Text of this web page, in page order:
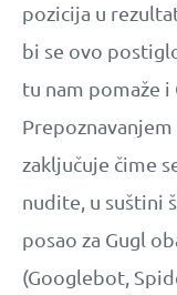
pozicija u
bi se ovo
tu nam pomaže i
Prepoznavanjem
zaključuje čime
nudite, u suštini
posao za Gugl
(Googlebot,